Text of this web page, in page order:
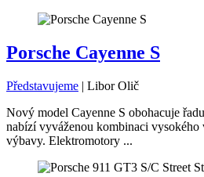
Porsche Cayenne S
Představujeme | Libor Olič
Nový model Cayenne S obohacuje
nabízí vyváženou kombinaci
výbavy. Elektromotory ...